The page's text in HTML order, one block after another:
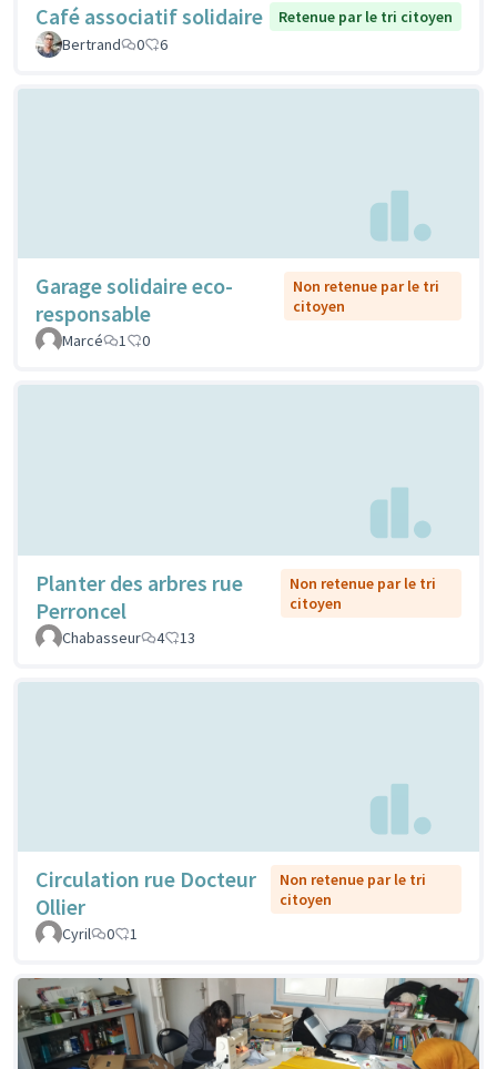
Café associatif solidaire
Retenue par le tri citoyen
Bertrand
0 6
Garage solidaire eco-
responsable
Non retenue par le tri
citoyen
Marcé
1 0
Planter des arbres rue
Perroncel
Non retenue par le tri
citoyen
Chabasseur
4 13
Circulation rue Docteur
Ollier
Non retenue par le tri
citoyen
Cyril
0 1